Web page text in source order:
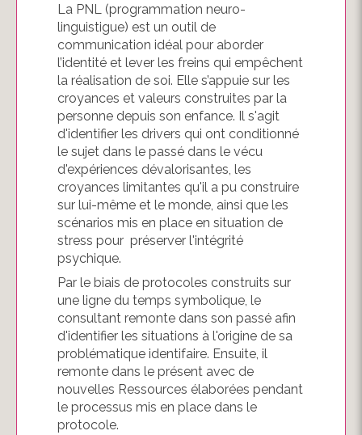
La PNL (programmation neuro-
linguistigue) est un outil de
communication idéal pour aborder
l’identité et lever les freins qui empêchent
la réalisation de soi. Elle s’appuie sur les
croyances et valeurs construites par la
personne depuis son enfance. Il s'agit
d'identifier les drivers qui ont conditionné
le sujet dans le passé dans le vécu
d'expériences dévalorisantes, les
croyances limitantes qu'il a pu construire
sur lui-même et le monde, ainsi que les
scénarios mis en place en situation de
stress pour préserver l'intégrité
psychique.
Par le biais de protocoles construits sur
une ligne du temps symbolique, le
consultant remonte dans son passé afin
d'identifier les situations à l'origine de sa
problématique identifaire. Ensuite, il
remonte dans le présent avec de
nouvelles Ressources élaborées pendant
le processus mis en place dans le
protocole.